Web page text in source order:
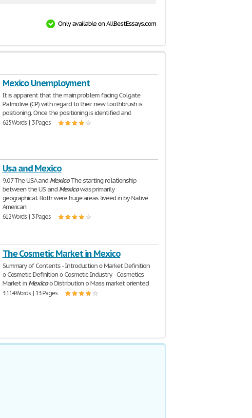
Only available on AllBestEssays.com
Mexico Unemployment
It is apparent that the main problem facing Colgate
Palmolive (CP) with regard to their new toothbrush is
positioning. Once the positioning is identified and
625 Words | 3 Pages
Usa and Mexico
9.07 The USA and MexicoThe starting relationship
between the US and Mexicowas primarily
geographical. Both were huge areas liveed in by Native
American
612 Words | 3 Pages
The Cosmetic Market in Mexico
Summary of Contents - Introduction o Market Definition
o Cosmetic Definition o Cosmetic Industry - Cosmetics
Market in Mexicoo Distribution o Mass market oriented
3,114 Words | 13 Pages